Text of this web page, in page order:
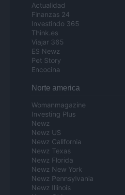
Actualidad
Finanzas 24
Investindo 365
Think.es
Viajar 365
ES Newz
Pet Story
Encocina
Norte america
Womanmagazine
Investing Plus
Newz
Newz US
Newz California
Newz Texas
Newz Florida
Newz New York
Newz Pennsylvania
Newz Illinois